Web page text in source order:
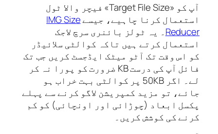
آپ کو «Target File Size» فیچر والا ٹول
کرنا چاہیے، جیسےIMG Size
۔ یہ ٹولز بائنری سرچ لاجک
کرتے ہیں تاکہ کوالٹی سلائیڈر
وقت تک آٹو میٹک ایڈجسٹ کریں جب تک
فائل آپ کی درست KB ضرورت کو پورا نہ کر
لے۔ اگر 50KB پر کوالٹی بہت خراب ہو
تو مزید کمپریشن لاگو کرنے سے پہلے
ابعاد (چوڑائی اور اونچائی) کو کم
کی کوشش کریں۔